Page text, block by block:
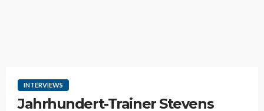
INTERVIEWS
Jahrhundert-Trainer Stevens